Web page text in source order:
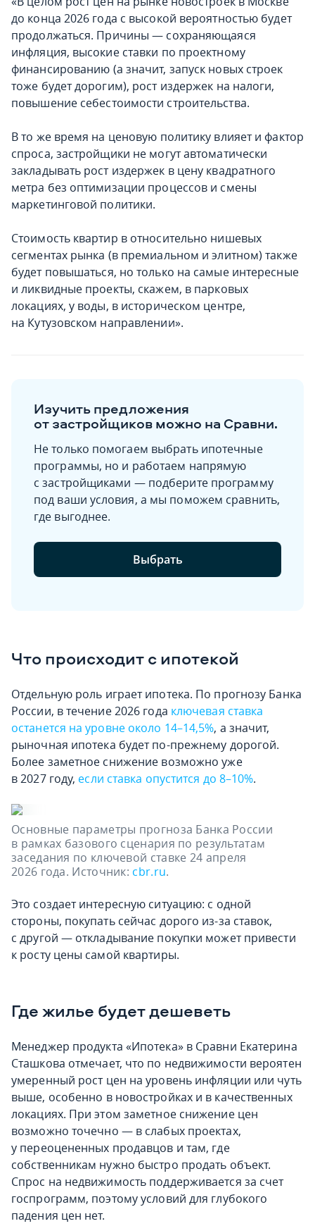
до конца 2026 года с высокой вероятностью будет
продолжаться. Причины — сохраняющаяся
инфляция, высокие ставки по проектному
финансированию (а значит, запуск новых строек
тоже будет дорогим), рост издержек на налоги,
повышение себестоимости строительства.
В то же время на ценовую политику влияет и фактор
спроса, застройщики не могут автоматически
закладывать рост издержек в цену квадратного
метра без оптимизации процессов и смены
маркетинговой политики.
Стоимость квартир в относительно нишевых
сегментах рынка (в премиальном и элитном) также
будет повышаться, но только на самые интересные
и ликвидные проекты, скажем, в парковых
локациях, у воды, в историческом центре,
на Кутузовском направлении».
Изучить предложения
от застройщиков можно на Сравни.
Не только помогаем выбрать ипотечные
программы, но и работаем напрямую
с застройщиками — подберите программу
под ваши условия, а мы поможем сравнить,
где выгоднее.
Выбрать
Что происходит с ипотекой
Отдельную роль играет ипотека. По прогнозу Банка
России, в течение 2026 года ключевая ставка
останется на уровне около 14–14,5%, а значит,
рыночная ипотека будет по-прежнему дорогой.
Более заметное снижение возможно уже
в 2027 году, если ставка опустится до 8–10%.
Основные параметры прогноза Банка России
в рамках базового сценария по результатам
заседания по ключевой ставке 24 апреля
2026 года. Источник: cbr.ru.
Это создает интересную ситуацию: с одной
стороны, покупать сейчас дорого из-за ставок,
с другой — откладывание покупки может привести
к росту цены самой квартиры.
Где жилье будет дешеветь
Менеджер продукта «Ипотека» в Сравни Екатерина
Сташкова отмечает, что по недвижимости вероятен
умеренный рост цен на уровень инфляции или чуть
выше, особенно в новостройках и в качественных
локациях. При этом заметное снижение цен
возможно точечно — в слабых проектах,
у переоцененных продавцов и там, где
собственникам нужно быстро продать объект.
Спрос на недвижимость поддерживается за счет
госпрограмм, поэтому условий для глубокого
падения цен нет.